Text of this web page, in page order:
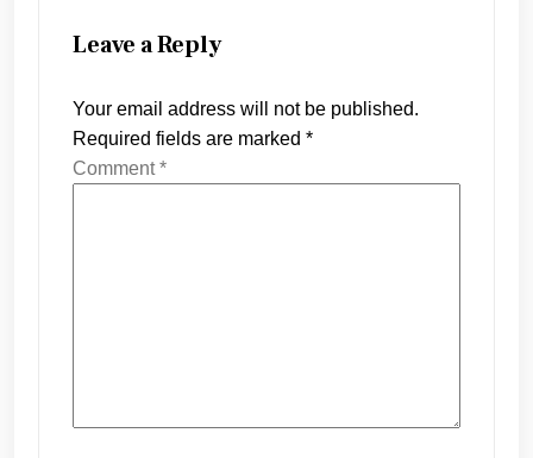
Leave a Reply
Your email address will not be published.
Required fields are marked *
Comment*